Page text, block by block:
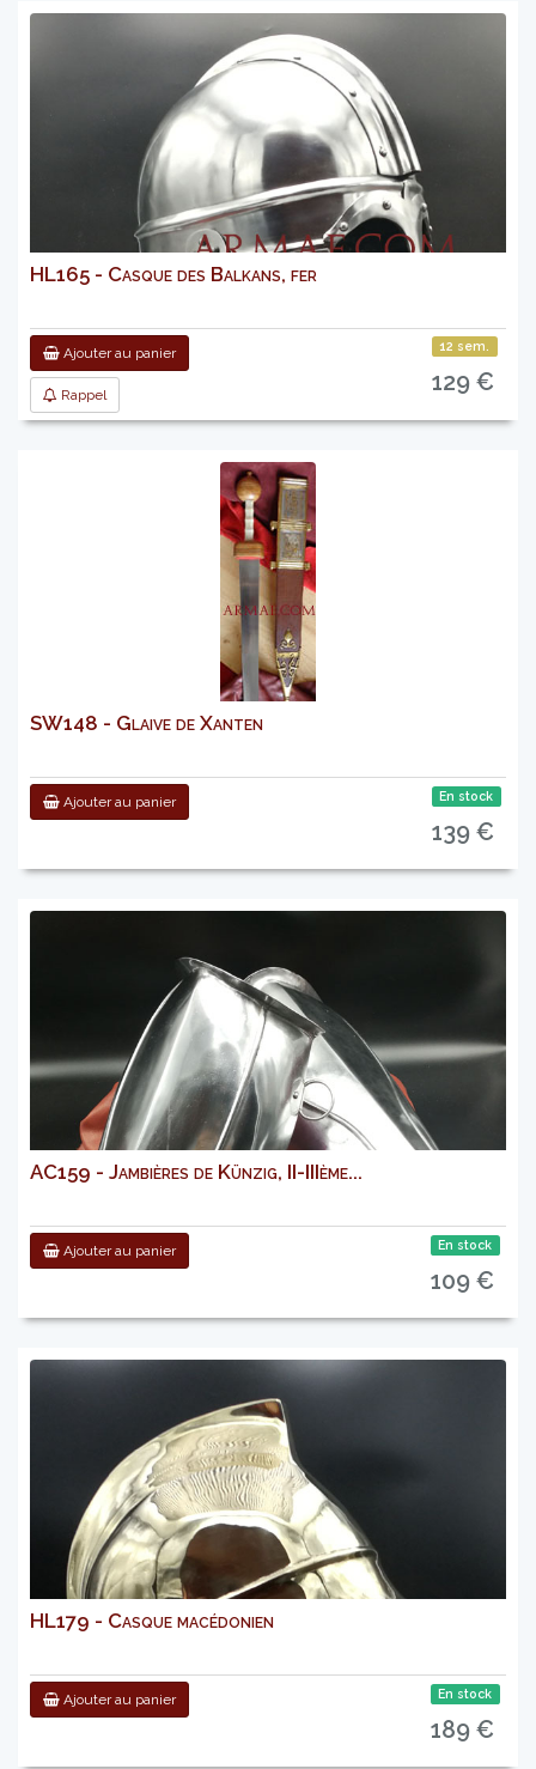
HL165 - Casque des Balkans, fer
Ajouter au panier
Rappel
12 sem.
129 €
SW148 - Glaive de Xanten
Ajouter au panier En stock
139 €
AC159 - Jambières de Künzig, II-IIIème...
Ajouter au panier En stock
109 €
HL179 - Casque macédonien
Ajouter au panier En stock
189 €